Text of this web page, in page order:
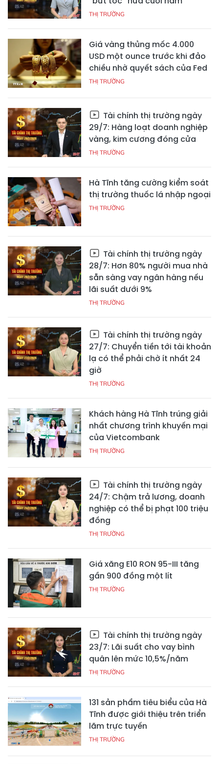
THỊ TRƯỜNG
Giá vàng thủng mốc 4.000
USD một ounce trước khi đảo
chiều nhờ quyết sách của Fed
THỊ TRƯỜNG
Tài chính thị trường ngày
29/7: Hàng loạt doanh nghiệp
vàng, kim cương đóng cửa
THỊ TRƯỜNG
Hà Tĩnh tăng cường kiểm soát
thị trường thuốc lá nhập ngoại
THỊ TRƯỜNG
Tài chính thị trường ngày
28/7: Hơn 80% người mua nhà
sẵn sàng vay ngân hàng nếu
lãi suất dưới 9%
THỊ TRƯỜNG
Tài chính thị trường ngày
27/7: Chuyển tiền tới tài khoản
lạ có thể phải chờ ít nhất 24
giờ
THỊ TRƯỜNG
Khách hàng Hà Tĩnh trúng giải
nhất chương trình khuyến mại
của Vietcombank
THỊ TRƯỜNG
Tài chính thị trường ngày
24/7: Chậm trả lương, doanh
nghiệp có thể bị phạt 100 triệu
đồng
THỊ TRƯỜNG
Giá xăng E10 RON 95-III tăng
gần 900 đồng một lít
THỊ TRƯỜNG
Tài chính thị trường ngày
23/7: Lãi suất cho vay bình
quân lên mức 10,5%/năm
THỊ TRƯỜNG
131 sản phẩm tiêu biểu của Hà
Tĩnh được giới thiệu trên triển
lãm trực tuyến
THỊ TRƯỜNG